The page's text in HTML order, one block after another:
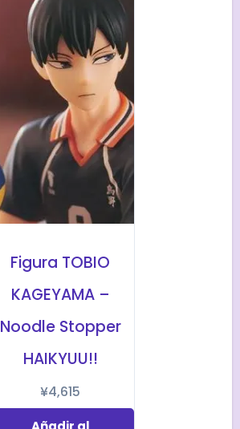
Figura TOBIO
KAGEYAMA –
Noodle Stopper
HAIKYUU!!
¥4,615